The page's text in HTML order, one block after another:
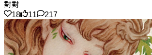
對對
18
11 217